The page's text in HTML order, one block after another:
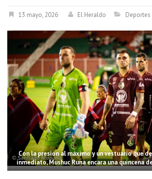
13 mayo, 2026 El Heraldo Deportes
Con la presión al máximo y un vestuario que
inmediato, Mushuc Runa encara una quincena